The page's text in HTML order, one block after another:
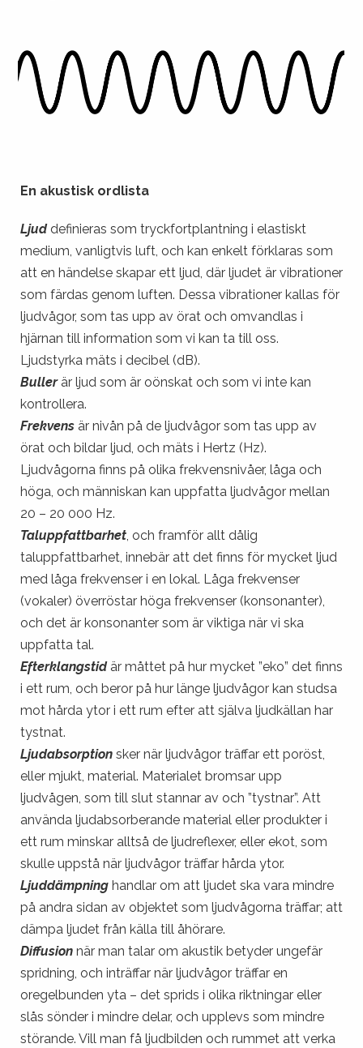
En akustisk ordlista
Ljuddefinieras som tryckfortplantning i elastiskt
medium, vanligtvis luft, och kan enkelt förklaras som
att en händelse skapar ett ljud, där ljudet är vibrationer
som färdas genom luften. Dessa vibrationer kallas för
ljudvågor, som tas upp av örat och omvandlas i
hjärnan till information som vi kan ta till oss.
Ljudstyrka mäts i decibel (dB).
Bullerär ljud som är oönskat och som vi inte kan
kontrollera.
Frekvens är nivån på de ljudvågor som tas upp av
örat och bildar ljud, och mäts i Hertz (Hz).
Ljudvågorna finns på olika frekvensnivåer, låga och
höga, och människan kan uppfatta ljudvågor mellan
20 – 20 000 Hz.
Taluppfattbarhet, och framför allt dålig
taluppfattbarhet, innebär att det finns för mycket ljud
med låga frekvenser i en lokal. Låga frekvenser
(vokaler) överröstar höga frekvenser (konsonanter),
och det är konsonanter som är viktiga när vi ska
uppfatta tal.
Efterklangstidär måttet på hur mycket ”eko” det finns
i ett rum, och beror på hur länge ljudvågor kan studsa
mot hårda ytor i ett rum efter att själva ljudkällan har
tystnat.
Ljudabsorption sker när ljudvågor träffar ett poröst,
eller mjukt, material. Materialet bromsar upp
ljudvågen, som till slut stannar av och ”tystnar”. Att
använda ljudabsorberande material eller produkter i
ett rum minskar alltså de ljudreflexer, eller ekot, som
skulle uppstå när ljudvågor träffar hårda ytor.
Ljuddämpning handlar om att ljudet ska vara mindre
på andra sidan av objektet som ljudvågorna träffar; att
dämpa ljudet från källa till åhörare.
Diffusion när man talar om akustik betyder ungefär
spridning, och inträffar när ljudvågor träffar en
oregelbunden yta – det sprids i olika riktningar eller
slås sönder i mindre delar, och upplevs som mindre
störande. Vill man få ljudbilden och rummet att verka